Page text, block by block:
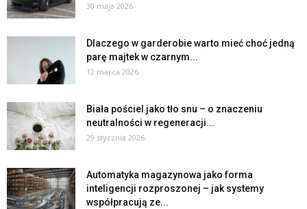
30 maja 2026
Dlaczego w garderobie warto mieć choć jedną
parę majtek w czarnym...
12 marca 2026
Biała pościel jako tło snu – o znaczeniu
neutralności w regeneracji...
29 stycznia 2026
Automatyka magazynowa jako forma
inteligencji rozproszonej – jak systemy
współpracują ze...